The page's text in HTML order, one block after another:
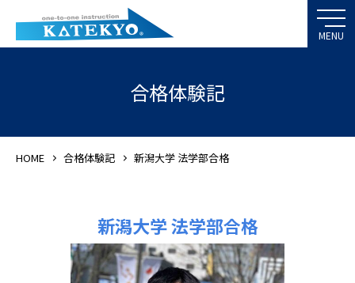
合格体験記
HOME 合格体験記 新潟大学 法学部合格
新潟大学 法学部合格